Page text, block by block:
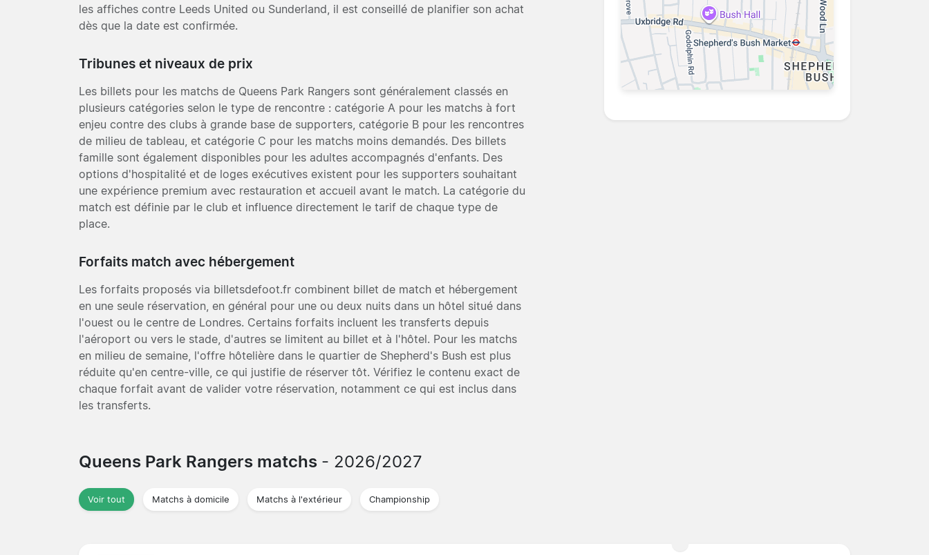
les affiches contre Leeds United ou Sunderland, il est conseillé de planifier son achat
dès que la date est confirmée.
Tribunes et niveaux de prix
Les billets pour les matchs de Queens Park Rangers sont généralement classés en
plusieurs catégories selon le type de rencontre : catégorie A pour les matchs à fort
enjeu contre des clubs à grande base de supporters, catégorie B pour les rencontres
de milieu de tableau, et catégorie C pour les matchs moins demandés. Des billets
famille sont également disponibles pour les adultes accompagnés d'enfants. Des
options d'hospitalité et de loges exécutives existent pour les supporters souhaitant
une expérience premium avec restauration et accueil avant le match. La catégorie du
match est définie par le club et influence directement le tarif de chaque type de
place.
Forfaits match avec hébergement
Les forfaits proposés via billetsdefoot.fr combinent billet de match et hébergement
en une seule réservation, en général pour une ou deux nuits dans un hôtel situé dans
l'ouest ou le centre de Londres. Certains forfaits incluent les transferts depuis
l'aéroport ou vers le stade, d'autres se limitent au billet et à l'hôtel. Pour les matchs
en milieu de semaine, l'offre hôtelière dans le quartier de Shepherd's Bush est plus
réduite qu'en centre-ville, ce qui justifie de réserver tôt. Vérifiez le contenu exact de
chaque forfait avant de valider votre réservation, notamment ce qui est inclus dans
les transferts.
Queens Park Rangers matchs - 2026/2027
Voir tout Matchs à domicile Matchs à l'extérieur Championship